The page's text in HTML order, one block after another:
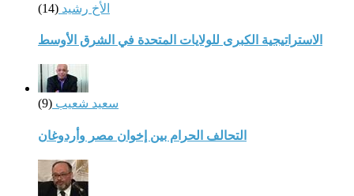
الأخ رشيد (14)
الاستراتيجية الكبرى للولايات المتحدة في الشرق الأوسط
سعيد شعيب (9)
التحالف الحرام بين إخوان مصر وأردوغان